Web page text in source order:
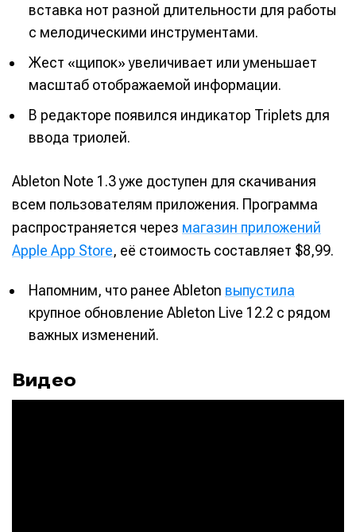
вставка нот разной длительности для работы
с мелодическими инструментами.
Жест «щипок» увеличивает или уменьшает
масштаб отображаемой информации.
В редакторе появился индикатор Triplets для
ввода триолей.
Ableton Note 1.3 уже доступен для скачивания
всем пользователям приложения. Программа
распространяется через магазин приложений
Apple App Store, её стоимость составляет $8,99.
Напомним, что ранее Ableton выпустила
крупное обновление Ableton Live 12.2 с рядом
важных изменений.
Видео